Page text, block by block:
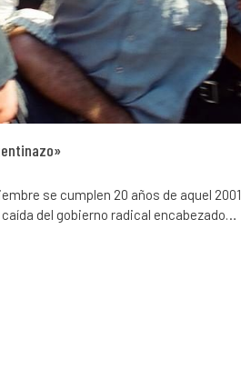
se cumplen 20 años de aquel 2001
del gobierno radical encabezado…